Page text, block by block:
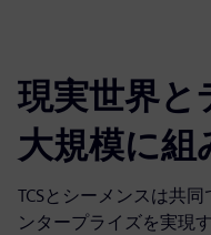
現実世界と
大規模に組
TCSとシーメンスは共
ンタープライズを実現